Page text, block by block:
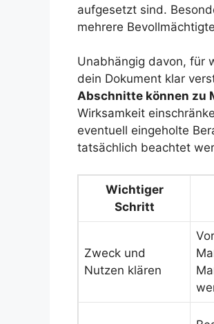
aufgesetzt sind.
mehrere
Unabhängig davon, für
dein Dokument klar
Abschnitte können zu
Wirksamkeit
eventuell eingeholte
tatsächlich beachtet
Wichtiger
Schritt
Zweck und
Nutzen klären